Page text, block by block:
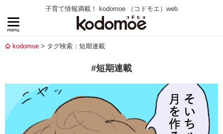
子育て情報満載！ kodomoe （コドモエ）web
kodomoe タグ検索：短期連載
#短期連載